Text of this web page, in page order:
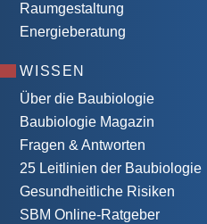
Raumgestaltung
Energieberatung
WISSEN
Über die Baubiologie
Baubiologie Magazin
Fragen & Antworten
25 Leitlinien der Baubiologie
Gesundheitliche Risiken
SBM Online-Ratgeber